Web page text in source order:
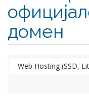
домен